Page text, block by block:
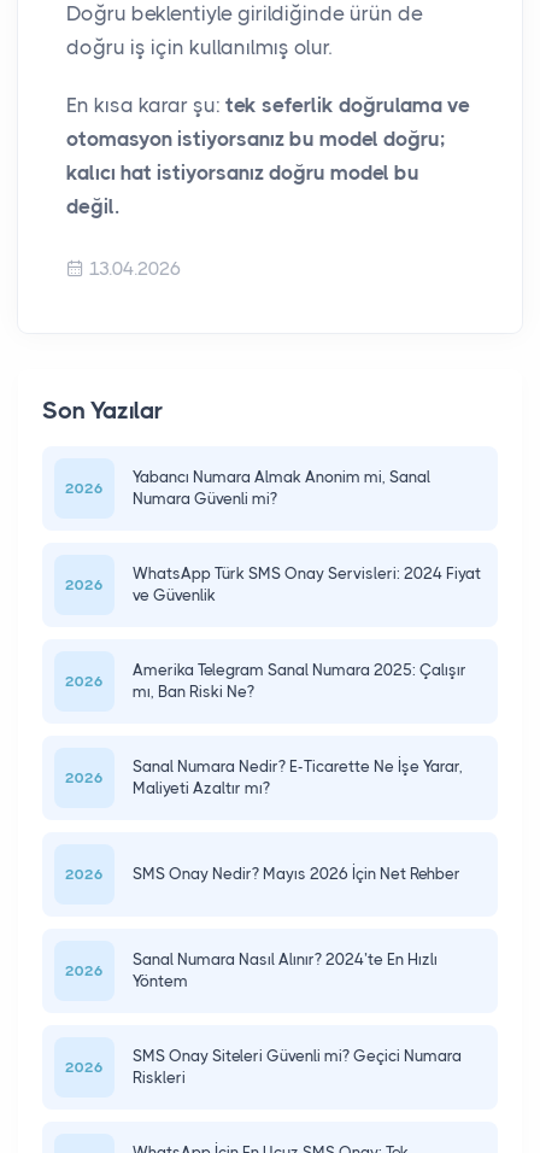
Doğru beklentiyle girildiğinde ürün de
doğru iş için kullanılmış olur.
En kısa karar şu: tek seferlik doğrulama ve
otomasyon istiyorsanız bu model doğru;
kalıcı hat istiyorsanız doğru model bu
değil.
13.04.2026
Son Yazılar
2026
Yabancı Numara Almak Anonim mi, Sanal
Numara Güvenli mi?
2026
WhatsApp Türk SMS Onay Servisleri: 2024 Fiyat
ve Güvenlik
2026
Amerika Telegram Sanal Numara 2025: Çalışır
mı, Ban Riski Ne?
2026
Sanal Numara Nedir? E-Ticarette Ne İşe Yarar,
Maliyeti Azaltır mı?
2026 SMS Onay Nedir? Mayıs 2026 İçin Net Rehber
2026
Sanal Numara Nasıl Alınır? 2024’te En Hızlı
Yöntem
2026
SMS Onay Siteleri Güvenli mi? Geçici Numara
Riskleri